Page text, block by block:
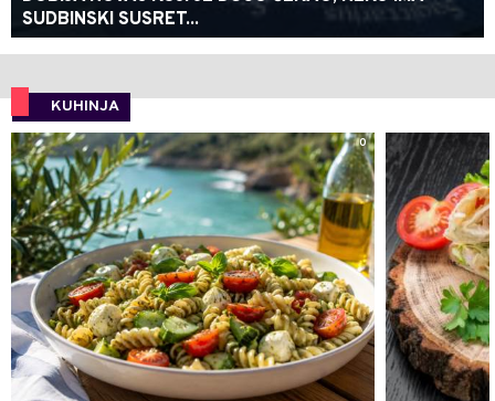
SUDBINSKI SUSRET...
KUHINJA
0